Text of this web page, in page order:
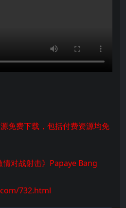
源免费下载，包括付费资源均免
对战射击》Papaye Bang
732.html